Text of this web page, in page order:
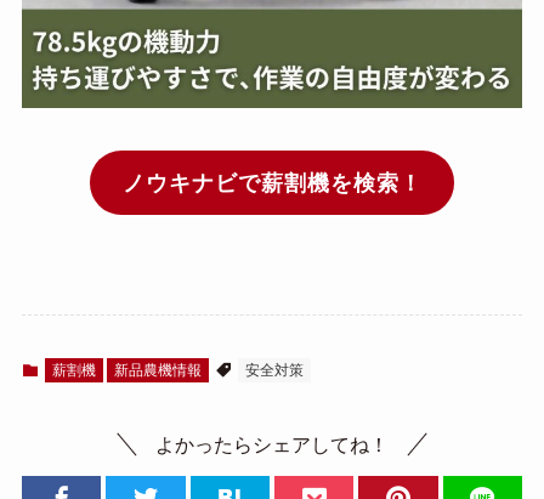
ノウキナビで薪割機を検索！
薪割機 新品農機情報 安全対策
よかったらシェアしてね！